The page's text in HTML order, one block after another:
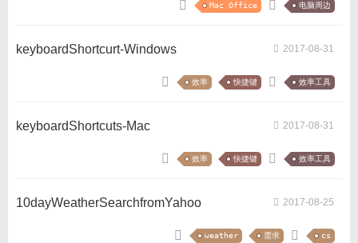
Mac Office 电脑周边
2017-08-31
keyboardShortcurt-Windows
效率 快捷键 效率工具
2017-08-31
keyboardShortcuts-Mac
效率 快捷键 效率工具
2017-08-25
10dayWeatherSearchfromYahoo
weather 需求 cs